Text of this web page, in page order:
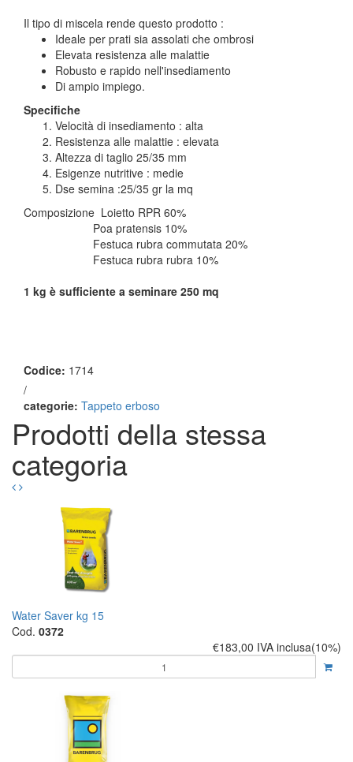
Il tipo di miscela rende questo prodotto :
Ideale per prati sia assolati che ombrosi
Elevata resistenza alle malattie
Robusto e rapido nell'insediamento
Di ampio impiego.
Specifiche
Velocità di insediamento : alta
Resistenza alle malattie : elevata
Altezza di taglio 25/35 mm
Esigenze nutritive : medie
Dse semina :25/35 gr la mq
Composizione Loietto RPR 60%
Poa pratensis 10%
Festuca rubra commutata 20%
Festuca rubra rubra 10%
1 kg è sufficiente a seminare 250 mq
Codice: 1714
/
categorie: Tappeto erboso
Prodotti della stessa
categoria
Water Saver kg 15
Cod. 0372
€183,00 IVA inclusa(10%)